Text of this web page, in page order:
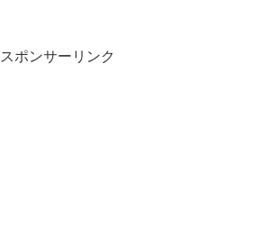
スポンサーリンク